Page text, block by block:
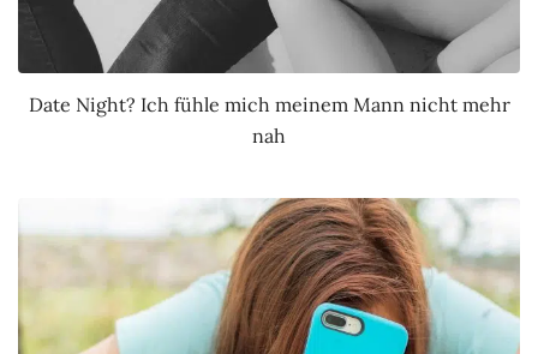
Date Night? Ich fühle mich meinem Mann nicht mehr
nah